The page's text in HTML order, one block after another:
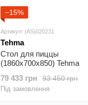
−15%
Артикул: (AS)020231
Tehma
Стол для пиццы
(1860х700х850) Tehma
93 450 грн
79 433 грн
Під замовлення